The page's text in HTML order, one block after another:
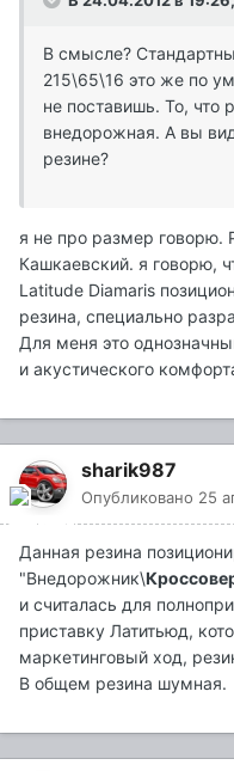
В смысле?
215\65\16 это же по
не поставишь. То, что
внедорожная. А вы
резине?
я не про размер говорю.
Кашкаевский. я говорю,
Latitude Diamaris
резина, специально
Для меня это
и акустического
sharik987
Опубликовано 25
Данная резина
"Внедорожник\
и считалась для
приставку Латитьюд,
маркетинговый ход,
В общем резина шумная.